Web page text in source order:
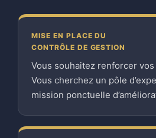
MISE EN PLACE DU
CONTRÔLE DE GESTION
Vous souhaitez renforcer
Vous cherchez un pôle
mission ponctuelle